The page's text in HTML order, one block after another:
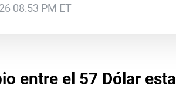
08:53 PM ET
entre el 57 Dólar